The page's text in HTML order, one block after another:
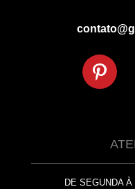
DE SEGUNDA